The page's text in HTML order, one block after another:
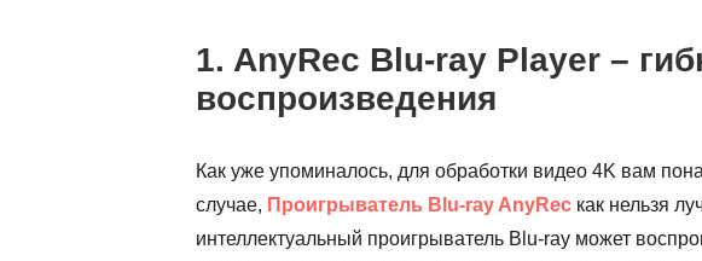
1. AnyRec Blu-ray Player –
воспроизведения
Как уже упоминалось, для обработки видео 4K вам
случае, Проигрыватель Blu-ray AnyRec как нельзя
интеллектуальный проигрыватель Blu-ray может